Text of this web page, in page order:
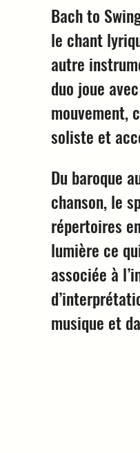
Bach to
le chant
autre
duo joue
mouvement,
soliste et
Du baroque
chanson, le
répertoires
lumière ce
associée à
musique et